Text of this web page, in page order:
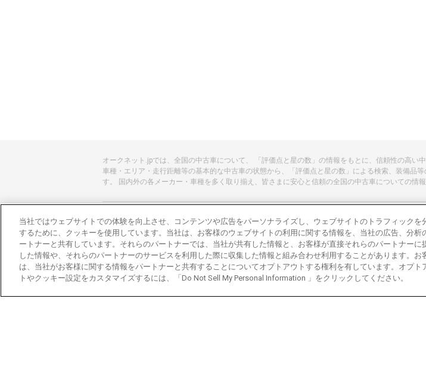
オークネット.jpでは、全国の中古車について、 「評価点と星の数」の情報をもとに、信頼性の高い
車種・エリア・走行距離等の基本的な中古車の状態から、「評価点と星の数」による検索、装備品
す。 国内外の各メーカー・車種を多く取り揃え、皆さまに安心と信頼の全国の中古車についての情報
あんしんのクルマ選びはオークネット.jp
オークネット.jpとは？ よくある質問 中古車用語説明
会社概要 利用規約 プライバシーポリ
当社ではウェブサイトでの体験を向上させ、コンテンツや広告をパーソナライズし、ウェブサイトのトラフィックを
するために、クッキーを使用しています。当社は、お客様のウェブサイトの利用に関する情報を、当社の広告、分析
ートナーと共有しています。それらのパートナーでは、当社が共有した情報と、お客様が直接それらのパートナーに
した情報や、それらのパートナーのサービスを利用した際に収集した情報と組み合わせ利用することがあります。お
は、当社がお客様に関する情報をパートナーと共有することについてオプトアウトする権利を有しています。オプト
トやクッキー設定をカスタマイズするには、「Do Not Sell My Personal Information 」をクリックしてください。